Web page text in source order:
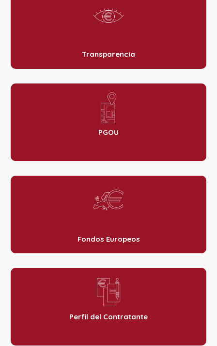
Transparencia
PGOU
Fondos Europeos
Perfil del Contratante